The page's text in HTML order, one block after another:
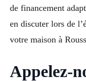
de financement
en discuter lors de
votre maison à
Appelez-